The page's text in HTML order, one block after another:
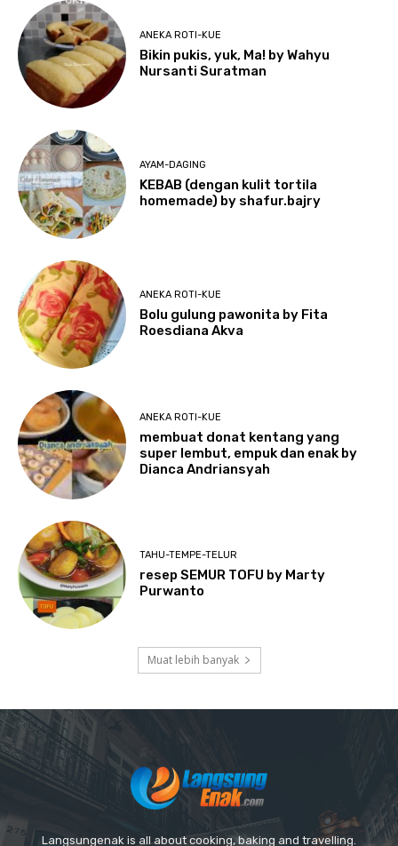
ANEKA ROTI-KUE
Bikin pukis, yuk, Ma! by Wahyu
Nursanti Suratman
AYAM-DAGING
KEBAB (dengan kulit tortila
homemade) by shafur.bajry
ANEKA ROTI-KUE
Bolu gulung pawonita by Fita
Roesdiana Akva
ANEKA ROTI-KUE
membuat donat kentang yang
super lembut, empuk dan enak by
Dianca Andriansyah
TAHU-TEMPE-TELUR
resep SEMUR TOFU by Marty
Purwanto
Muat lebih banyak
Langsungenak is all about cooking, baking and travelling.